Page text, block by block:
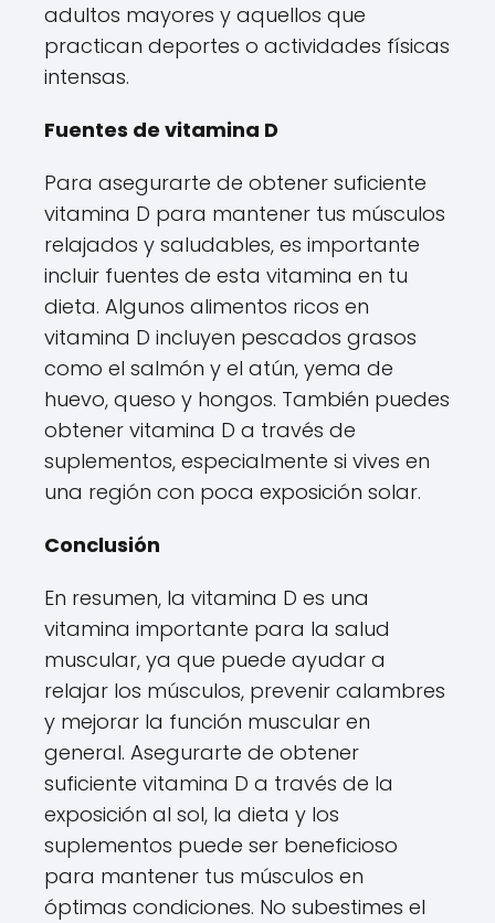
adultos mayores y aquellos que
practican deportes o actividades físicas
intensas.
Fuentes de vitamina D
Para asegurarte de obtener suficiente
vitamina D para mantener tus músculos
relajados y saludables, es importante
incluir fuentes de esta vitamina en tu
dieta. Algunos alimentos ricos en
vitamina D incluyen pescados grasos
como el salmón y el atún, yema de
huevo, queso y hongos. También puedes
obtener vitamina D a través de
suplementos, especialmente si vives en
una región con poca exposición solar.
Conclusión
En resumen, la vitamina D es una
vitamina importante para la salud
muscular, ya que puede ayudar a
relajar los músculos, prevenir calambres
y mejorar la función muscular en
general. Asegurarte de obtener
suficiente vitamina D a través de la
exposición al sol, la dieta y los
suplementos puede ser beneficioso
para mantener tus músculos en
óptimas condiciones. No subestimes el